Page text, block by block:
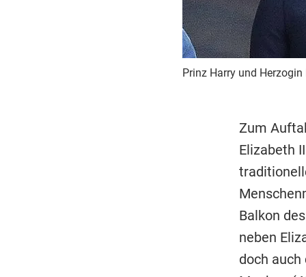
Prinz Harry und
Zum
Elizabeth
Balkon
neben
doch auch